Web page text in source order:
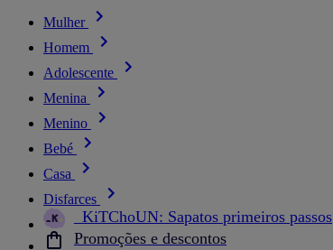
Mulher
Homem
Adolescente
Menina
Menino
Bebé
Casa
Disfarces
_KiTChoUN: Sapatos primeiros passos
Promoções e descontos